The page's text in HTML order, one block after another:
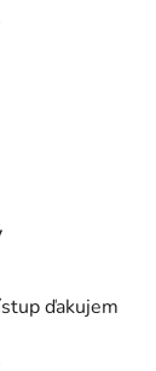
5 z 5 hviezdičiek.
5 z 5 hviezdičiek.
5 z 5 hviezdičiek.
ďakujem